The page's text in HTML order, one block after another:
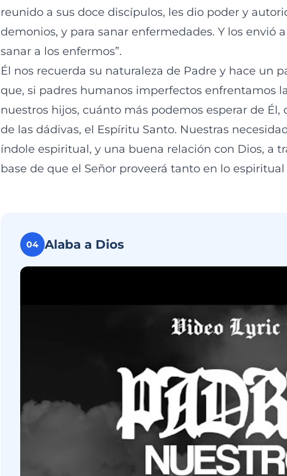
reunido a sus doce discípulos, les dio poder y
demonios, y para sanar enfermedades. Y los envió
sanar a los enfermos”.
Él nos recuerda su naturaleza de Padre y hace un
que, si padres humanos imperfectos enfrentamos
nuestros hijos, cuánto más podemos esperar de
de las dádivas, el Espíritu Santo. Nuestras
índole espiritual, y una buena relación con Dios, a
base de que el Señor proveerá tanto en lo
04 Alaba a Dios